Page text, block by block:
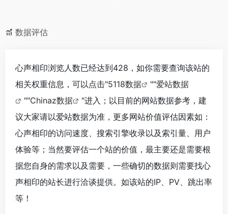
数据评估
心声相印浏览人数已经达到428，如你需要查询该站的
相关权重信息，可以点击"5118数据 ""爱站数据
""Chinaz数据
"进入；以目前的网站数据参考，建
议大家请以爱站数据为准，更多网站价值评估因素如：
心声相印的访问速度、搜索引擎收录以及索引量、用户
体验等；当然要评估一个站的价值，最主要还是需要根
据您自身的需求以及需要，一些确切的数据则需要找心
声相印的站长进行洽谈提供。如该站的IP、PV、跳出率
等！